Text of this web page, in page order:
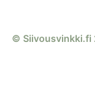
© Siivousvinkki.fi